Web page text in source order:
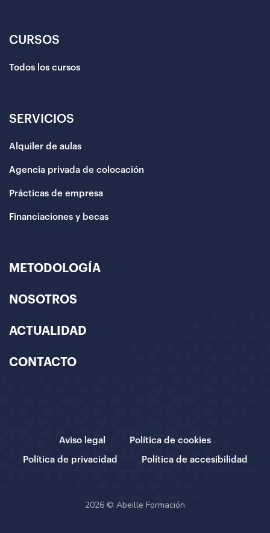
CURSOS
Todos los cursos
SERVICIOS
Alquiler de aulas
Agencia privada de colocación
Prácticas de empresa
Financiaciones y becas
METODOLOGÍA
NOSOTROS
ACTUALIDAD
CONTACTO
Aviso legal Política de cookies
Política de privacidad Política de accesibilidad
2026 © Abeille Formación